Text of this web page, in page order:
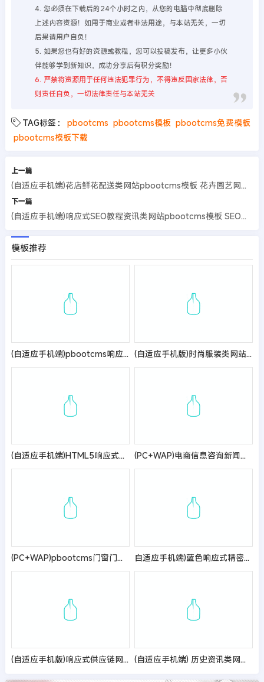
4. 您必须在下载后的24个小时之内，从您的电脑中彻底删除
上述内容资源！如用于商业或者非法用途，与本站无关，一切
后果请用户自负！
5. 如果您也有好的资源或教程，您可以投稿发布，让更多小伙
伴能够学到新知识，成功分享后有积分奖励！
6. 严禁将资源用于任何违法犯罪行为，不得违反国家法律，否
则责任自负，一切法律责任与本站无关
TAG标签： pbootcms pbootcms模板 pbootcms免费模板
pbootcms模板下载
上一篇
(自适应手机端)花店鲜花配送类网站pbootcms模板 花卉园艺网站源码
下一篇
(自适应手机端)响应式SEO教程资讯类网站pbootcms模板 SEO博客优化网站源码
模板推荐
(自适应手机端)pbootcms响应式大气宠物食品动物网站模板 HTML5猫粮狗粮网站源码 (自适应手机版)时尚服装类网站模板 服装服饰网站源码
(自适应手机端)HTML5响应式英文外贸企业产品展示pbootcms网站模板 LED灯具外贸通用网站源码 (PC+WAP)电商信息咨询新闻类网站pbootcms模板 电商资讯网站源码
(PC+WAP)pbootcms门窗门业网站模板 自适应手机端)蓝色响应式精密仪器网站pbootcms模板 HTML5仪器仪表网站源码
(自适应手机版)响应式供应链网站pbootcms模板 进出口服务企业网站源码 (自适应手机端) 历史资讯类网站模板 奇闻异事网站源码